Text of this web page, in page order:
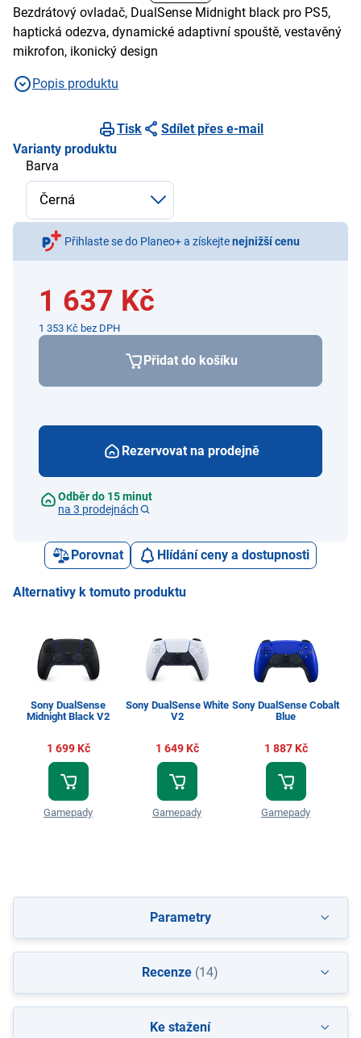
Bezdrátový ovladač, DualSense Midnight black pro PS5,
haptická odezva, dynamické adaptivní spouště, vestavěný
mikrofon, ikonický design
Popis produktu
Tisk
Sdílet přes e-mail
Varianty produktu
Barva
Přihlaste se do Planeo+ a získejtenejnižší cenu
1 637 Kč
1 353 Kč bez DPH
Přidat do košíku
Rezervovat na prodejně
Odběr do 15 minut
na 3 prodejnách
Porovnat Hlídání ceny a dostupnosti
Alternativy k tomuto produktu
Sony DualSense
Midnight Black V2
1 699 Kč
Gamepady
Sony DualSense White
V2
1 649 Kč
Gamepady
Sony DualSense Cobalt
Blue
1 887 Kč
Gamepady
Parametry
Recenze (14)
Ke stažení